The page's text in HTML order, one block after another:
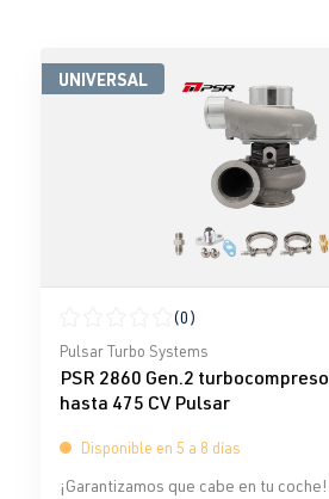
UNIVERSAL
Calificación promedio de 0 de 5
(0)
Pulsar Turbo Systems
PSR 2860 Gen.2
hasta 475 CV Pulsar
Disponible en 5 a 8 días
¡Garantizamos que cabe en tu coche!